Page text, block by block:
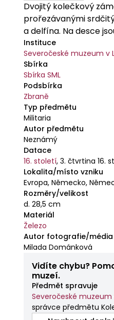
Dvojitý kolečkový
prořezávanými
a delfína. Na desce
Instituce
Severočeské muzeum v
Sbírka
Sbírka SML
Podsbírka
Zbraně
Typ předmětu
Militaria
Autor předmětu
Neznámý
Datace
16. století,3. čtvrtina 16.
Lokalita/místo vzniku
Evropa, Německo,
Rozměry/velikost
d. 28,5 cm
Materiál
Železo
Autor fotografie/média
Milada Dománková
Vidíte chybu?
muzeí.
Předmět spravuje
Severočeské muzeum
správce předmětu